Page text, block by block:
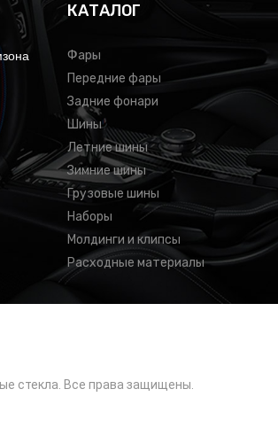
КАТАЛОГ
Фары
Передние фары
Задние фонари
Шины
Летние шины
Зимние шины
Грузовые шины
Наборы
Молдинги и клипсы
Расходные материалы
стекла. Все права защищены.